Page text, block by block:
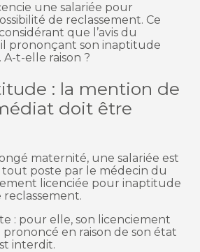
une salariée pour
de reclassement. Ce
que l’avis du
prononçant son inaptitude
A-t-elle raison ?
: la mention de
doit être
maternité, une salariée est
poste par le médecin du
licenciée pour inaptitude
reclassement.
: pour elle, son licenciement
en raison de son état
interdit.